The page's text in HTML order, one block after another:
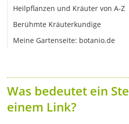
Heilpflanzen und Kräuter von A-Z
Berühmte Kräuterkundige
Meine Gartenseite: botanio.de
Was bedeutet ein
einem Link?